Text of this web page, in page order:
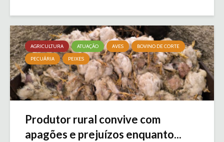
AGRICULTURA ATUAÇÃO AVES
BOVINO DE CORTE
PECUÁRIA
PEIXES
Produtor rural convive com
apagões e prejuízos enquanto...